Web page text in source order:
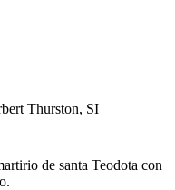
Thurston, SI
de santa Teodota con